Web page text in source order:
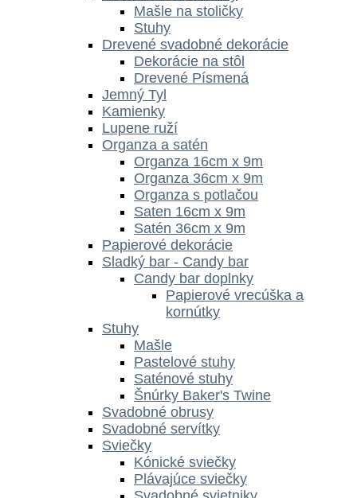
Mašle na stoličky
Stuhy
Drevené svadobné dekorácie
Dekorácie na stôl
Drevené Písmená
Jemný Tyl
Kamienky
Lupene ruží
Organza a satén
Organza 16cm x 9m
Organza 36cm x 9m
Organza s potlačou
Saten 16cm x 9m
Satén 36cm x 9m
Papierové dekorácie
Sladký bar - Candy bar
Candy bar doplnky
Papierové vrecúška a
kornútky
Stuhy
Mašle
Pastelové stuhy
Saténové stuhy
Šnúrky Baker's Twine
Svadobné obrusy
Svadobné servítky
Sviečky
Kónické sviečky
Plávajúce sviečky